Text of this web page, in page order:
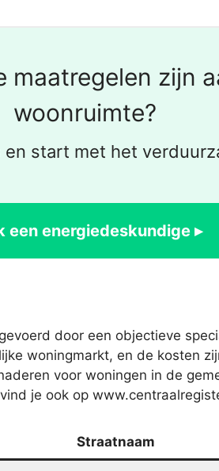
maatregelen zijn
woonruimte?
start met het
een energiedeskundige ▸
door een objectieve
woningmarkt, en de kosten
voor woningen in de
je ook op
Straatnaam